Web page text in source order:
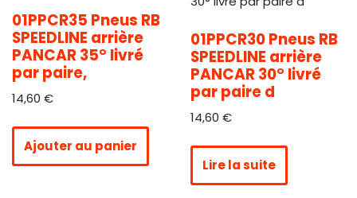
01PPCR35 Pneus RB
SPEEDLINE arrière
PANCAR 35° livré
par paire,
14,60 €
Ajouter au panier
01PPCR30 Pneus RB
SPEEDLINE arrière
PANCAR 30° livré
par paire d
14,60 €
Lire la suite